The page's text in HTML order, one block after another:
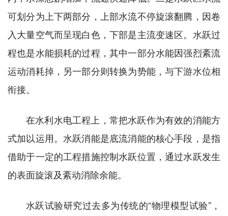
可划分为上下两部分，上部水流不停旋滚翻腾，因卷
入大量空气而呈现白色，下部是主流变速区。水跃过
程也是水能损耗的过程，其中一部分水能因强烈紊流
运动消耗掉，另一部分则转换为势能，与下游水位相
衔接。
在水利水电工程上，常把水跃作为有效的消能方
式加以运用。水跃消能是底流消能的核心手段，是指
借助于一定的工程措施控制水跃位置，通过水跃发生
的表面旋滚及紊动消除余能。
水跃试验研究过去多为传统的“物理模型试验”，